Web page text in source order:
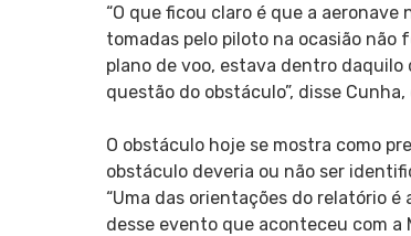
“O que ficou claro é que a
tomadas pelo piloto na ocasião não
plano de voo, estava dentro
questão do obstáculo”, disse
O obstáculo hoje se mostra como
obstáculo deveria ou não ser
“Uma das orientações do relatório
desse evento que aconteceu com a